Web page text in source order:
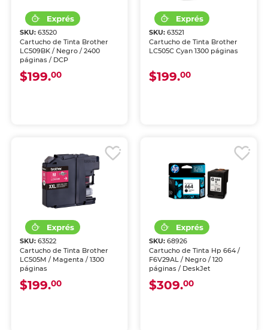
SKU:63520
Cartucho de Tinta Brother
LC509BK / Negro / 2400
páginas / DCP
$199.00
SKU: 63521
Cartucho de Tinta Brother
LC505C Cyan 1300 páginas
$199.00
SKU:63522
Cartucho de Tinta Brother
LC505M / Magenta / 1300
páginas
$199.00
SKU: 68926
Cartucho de Tinta Hp 664 /
F6V29AL / Negro / 120
páginas / DeskJet
$309.00